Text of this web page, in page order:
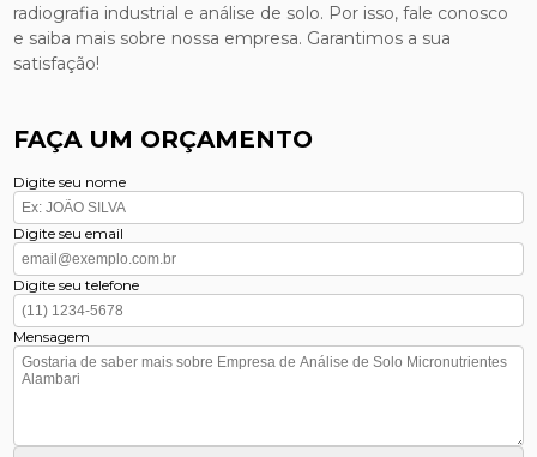
radiografia industrial e análise de solo. Por isso, fale conosco
e saiba mais sobre nossa empresa. Garantimos a sua
satisfação!
FAÇA UM ORÇAMENTO
Digite seu nome
Digite seu email
Digite seu telefone
Mensagem